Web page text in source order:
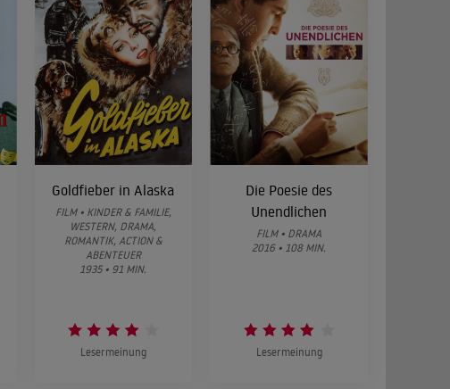
Goldfieber in Alaska
FILM • KINDER & FAMILIE,
WESTERN, DRAMA,
ROMANTIK, ACTION &
ABENTEUER
1935 • 91 MIN.
Lesermeinung
Die Poesie des
Unendlichen
FILM • DRAMA
2016 • 108 MIN.
Lesermeinung